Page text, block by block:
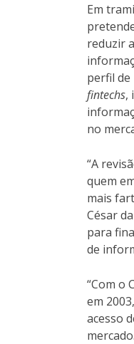
Em
reduzir
perfil de
fintechs,
no
“A
quem
mais
César
para
de
“Com o
em
acesso